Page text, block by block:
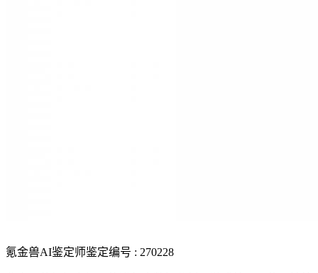
氪金兽AI鉴定师鉴定编号 : 270228